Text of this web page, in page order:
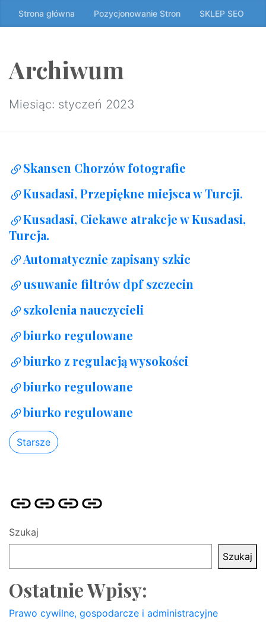
Przeskocz
do
Strona główna Pozycjonowanie Stron SKLEP SEO
Archiwum
Miesiąc: styczeń 2023
Skansen Chorzów fotografie
Kusadasi, Przepiękne miejsca w Turcji.
Kusadasi, Ciekawe atrakcje w Kusadasi,
Turcja.
Automatycznie zapisany szkic
usuwanie filtrów dpf szczecin
szkolenia nauczycieli
biurko regulowane
biurko z regulacją wysokości
biurko regulowane
biurko regulowane
Starsze
Strona
główna
Pozycjonowanie
Stron
SKLEP
SEO
BLOG
Szukaj
Szukaj
Ostatnie Wpisy:
Prawo cywilne, gospodarcze i administracyjne